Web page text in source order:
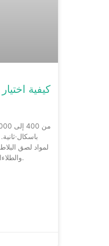
لمواد لصق
والطلاءات. دليل اختيار شامل مع جداول الجرعات.